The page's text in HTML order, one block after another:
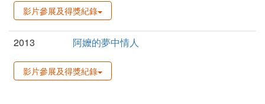
影片參展及得獎紀錄
2013 阿嬤的夢中情人
影片參展及得獎紀錄